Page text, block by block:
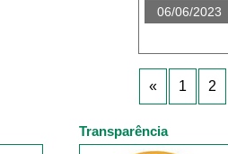
06/06/2023
« 1 2
Transparência